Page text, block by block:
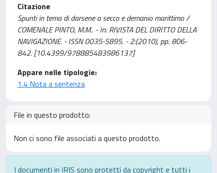
Citazione
Spunti in tema di darsene a secco e demanio marittimo /
COMENALE PINTO, M.M.. - In: RIVISTA DEL DIRITTO DELLA
NAVIGAZIONE. - ISSN 0035-5895. - 2:(2010), pp. 806-
842. [10.4399/978885483986137]
Appare nelle tipologie:
1.4 Nota a sentenza
File in questo prodotto:
Non ci sono file associati a questo prodotto.
I documenti in IRIS sono protetti da copyright e tutti i